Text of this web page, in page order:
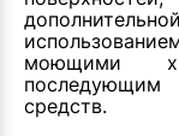
моющими
последующим
средств.